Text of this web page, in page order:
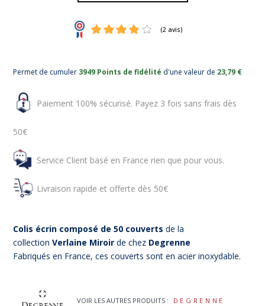
Permet de cumuler 3949 Points de fidélité d'une valeur de 23,79 €
Paiement 100% sécurisé. Payez 3 fois sans frais dès
50€
Service Client basé en France rien que pour vous.
Livraison rapide et offerte dès 50€
Colis écrin composé de 50 couverts de la
collectionVerlaine Miroirde chez Degrenne
Fabriqués en France, ces couverts sont en acier inoxydable.
VOIR LES AUTRES PRODUITS : DEGRENNE